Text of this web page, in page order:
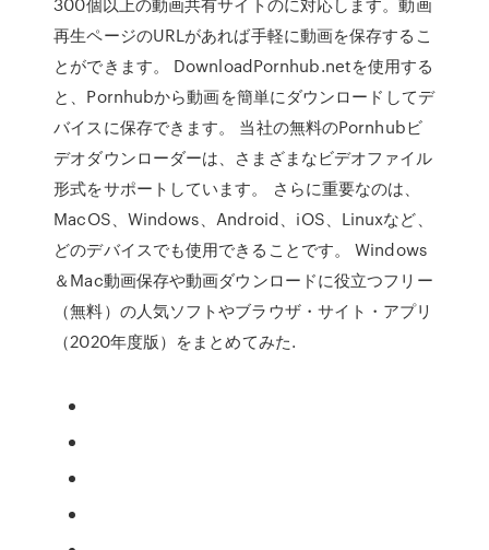
再生ページのURLがあれば手軽に動画を保存するこ
とができます。 DownloadPornhub.netを使用する
と、Pornhubから動画を簡単にダウンロードしてデ
バイスに保存できます。 当社の無料のPornhubビ
デオダウンローダーは、さまざまなビデオファイル
形式をサポートしています。 さらに重要なのは、
MacOS、Windows、Android、iOS、Linuxなど、
どのデバイスでも使用できることです。 Windows
＆Mac動画保存や動画ダウンロードに役立つフリー
（無料）の人気ソフトやブラウザ・サイト・アプリ
（2020年度版）をまとめてみた.